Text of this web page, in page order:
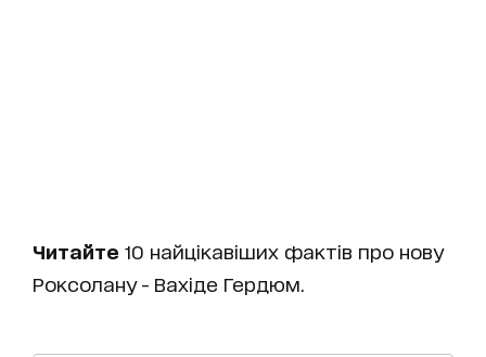
Читайте 10 найцікавіших фактів про нову
Роксолану - Вахіде Гердюм.